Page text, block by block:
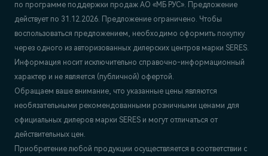
по программе поддержки продаж АО «МБ РУС». Предложение
действует по 31.12.2026. Предложение ограничено. Чтобы
воспользоваться предложением, необходимо оформить покупку
через одного из авторизованных дилерских центров марки SERES.
Информация носит исключительно справочно-информационный
характер и не является (публичной) офертой.
Обращаем ваше внимание, что указанные цены являются
необязательными рекомендованными розничными ценами для
официальных дилеров марки SERES и могут отличаться от
действительных цен.
Приобретение любой продукции осуществляется в соответствии с